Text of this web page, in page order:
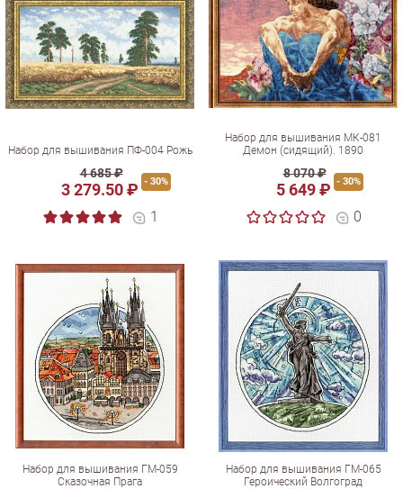
Набор для вышивания ПФ-004 Рожь
4 685 ₽
3 279.50 ₽ - 30%
1
Набор для вышивания МК-081
Демон (сидящий). 1890
8 070 ₽
5 649 ₽ - 30%
0
Набор для вышивания ГМ-059
Сказочная Прага
Набор для вышивания ГМ-065
Героический Волгоград